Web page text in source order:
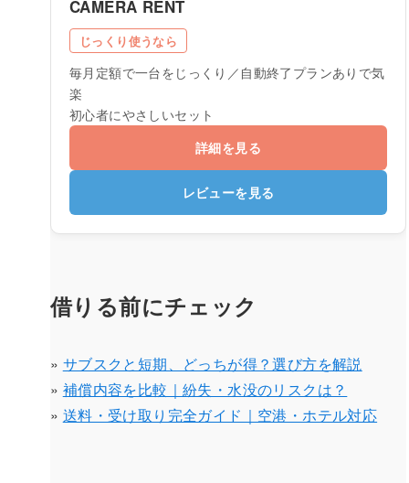
CAMERA RENT
じっくり使うなら
毎月定額で一台をじっくり／自動終了プランありで気
楽
初心者にやさしいセット
詳細を見る
レビューを見る
借りる前にチェック
» サブスクと短期、どっちが得？選び方を解説
» 補償内容を比較｜紛失・水没のリスクは？
» 送料・受け取り完全ガイド｜空港・ホテル対応